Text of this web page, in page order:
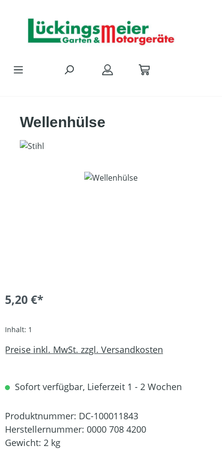
Wellenhülse
Bildergalerie überspringen
5,20 €*
Inhalt: 1
Preise inkl. MwSt. zzgl. Versandkosten
Sofort verfügbar, Lieferzeit 1 - 2 Wochen
Produktnummer: DC-100011843
Herstellernummer: 0000 708 4200
Gewicht: 2 kg